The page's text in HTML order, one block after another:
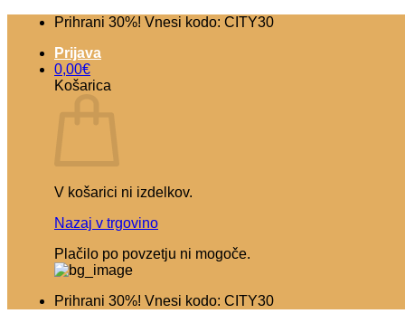
Skoči
vsebino
Prihrani 30%! Vnesi kodo: CITY30
Prijava
0,00€
Košarica
V košarici ni izdelkov.
Nazaj v trgovino
Plačilo po povzetju ni mogoče.
Prihrani 30%! Vnesi kodo: CITY30